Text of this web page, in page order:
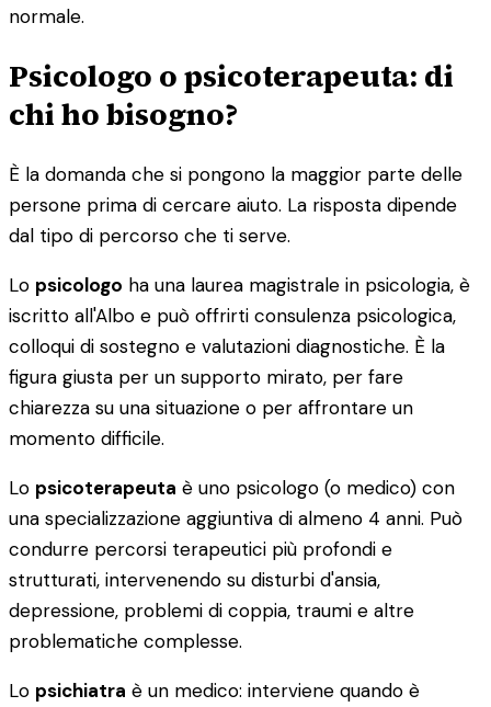
normale.
Psicologo o psicoterapeuta: di
chi ho bisogno?
È la domanda che si pongono la maggior parte delle
persone prima di cercare aiuto. La risposta dipende
dal tipo di percorso che ti serve.
Lo psicologo ha una laurea magistrale in psicologia, è
iscritto all'Albo e può offrirti consulenza psicologica,
colloqui di sostegno e valutazioni diagnostiche. È la
figura giusta per un supporto mirato, per fare
chiarezza su una situazione o per affrontare un
momento difficile.
Lo psicoterapeuta è uno psicologo (o medico) con
una specializzazione aggiuntiva di almeno 4 anni. Può
condurre percorsi terapeutici più profondi e
strutturati, intervenendo su disturbi d'ansia,
depressione, problemi di coppia, traumi e altre
problematiche complesse.
Lo psichiatra è un medico: interviene quando è